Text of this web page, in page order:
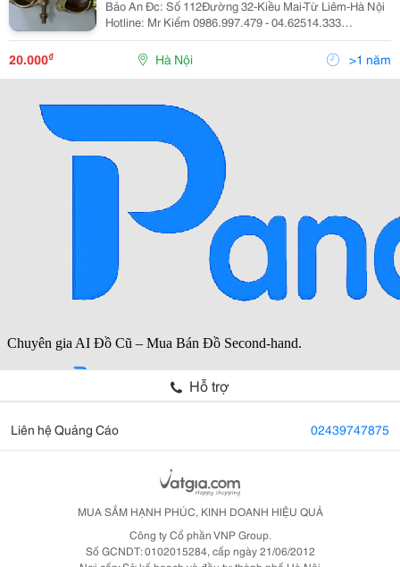
Bảo An Đc: Số 112Đường 32-Kiều Mai-Từ Liêm-Hà Nội
Hotline: Mr Kiểm 0986.997.479 - 04.62514.333
Http://Baoholaodongbaoan.vn
20.000₫ Hà Nội >1 năm
Hỗ trợ
Liên hệ Quảng Cáo 02439747875
MUA SẮM HẠNH PHÚC, KINH DOANH HIỆU QUẢ
Công ty Cổ phần VNP Group.
Số GCNDT: 0102015284, cấp ngày 21/06/2012